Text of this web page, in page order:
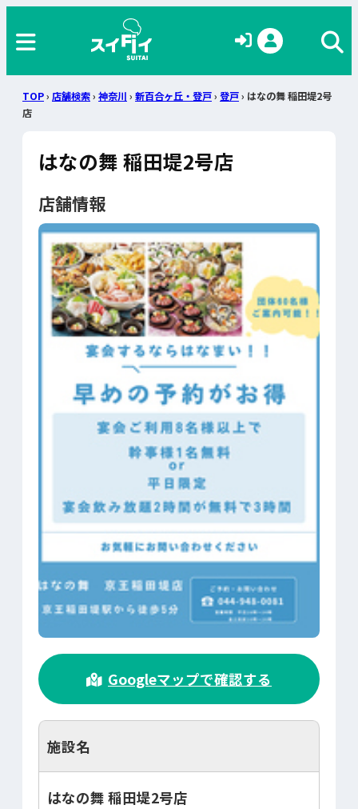
TOP› 店舗検索› 神奈川 › 新百合ヶ丘・登戸› 登戸› はなの舞 稲田堤2号
店
はなの舞 稲田堤2号店
店舗情報
Googleマップで確認する
施設名
はなの舞 稲田堤2号店